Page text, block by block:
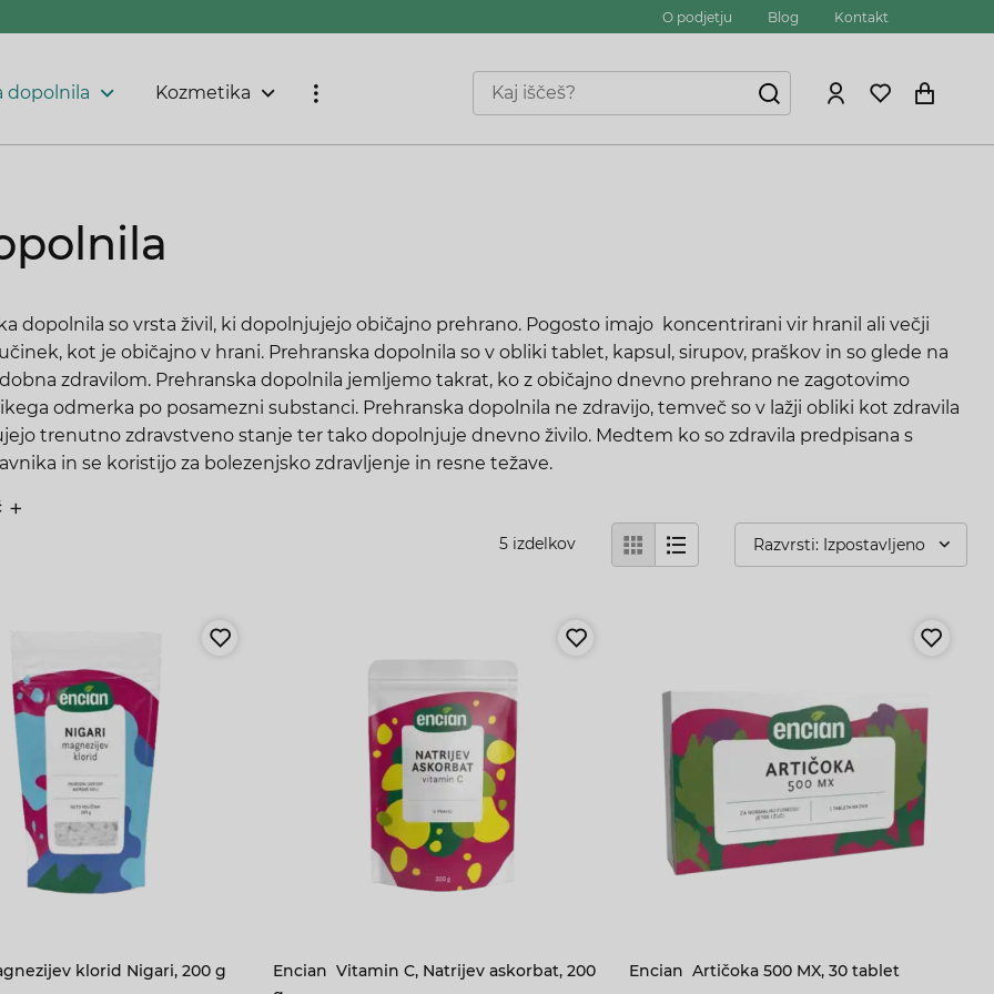
O podjetju Blog Kontakt
dopolnila Kozmetika
dopolnila so vrsta živil, ki dopolnjujejo običajno prehrano. Pogosto imajo koncentrirani vir hranil ali večji
kot je običajno v hrani. Prehranska dopolnila so v obliki tablet, kapsul, sirupov, praškov in so glede na
zdravilom. Prehranska dopolnila jemljemo takrat, ko z običajno dnevno prehrano ne zagotovimo
odmerka po posamezni substanci. Prehranska dopolnila ne zdravijo, temveč so v lažji obliki kot zdravila
trenutno zdravstveno stanje ter tako dopolnjuje dnevno živilo. Medtem ko so zdravila predpisana s
in se koristijo za bolezenjsko zdravljenje in resne težave.
5 izdelkov Razvrsti: Izpostavljeno
klorid Nigari, 200 g Encian Vitamin C, Natrijev askorbat, 200
Encian Artičoka 500 MX, 30 tablet